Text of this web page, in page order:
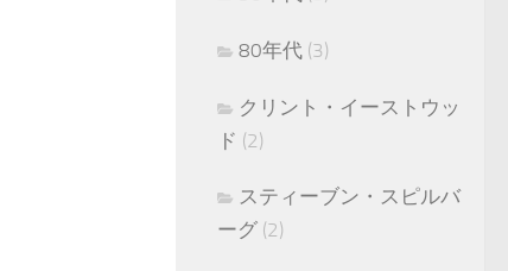
80年代 (3)
クリント・イーストウッ
ド (2)
スティーブン・スピルバ
ーグ (2)